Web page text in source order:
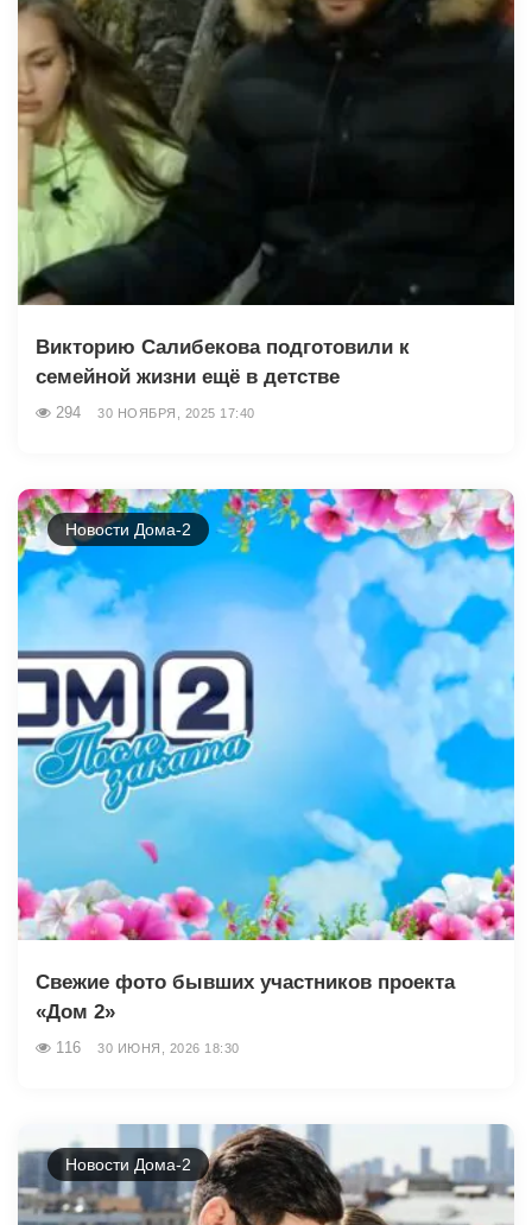
Викторию Салибекова подготовили к
семейной жизни ещё в детстве
294 30 НОЯБРЯ, 2025 17:40
Новости Дома-2
Свежие фото бывших участников проекта
«Дом 2»
116 30 ИЮНЯ, 2026 18:30
Новости Дома-2